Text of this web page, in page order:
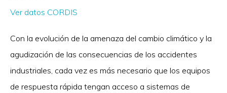
Ver datos CORDIS
Con la evolución de la amenaza del cambio climático y la
agudización de las consecuencias de los accidentes
industriales, cada vez es más necesario que los equipos
de respuesta rápida tengan acceso a sistemas de